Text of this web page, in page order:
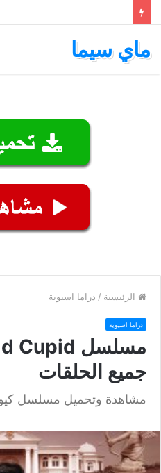
ماي سيما
الرئيسية / دراما اسيوية
دراما اسيوية
جميع الحلقات
مشاهدة وتحميل مسلسل